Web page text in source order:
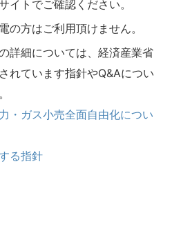
イトでご確認ください。
の方はご利用頂けません。
詳細については、経済産業省
れています指針やQ&Aについ
・ガス小売全面自由化につい
る指針